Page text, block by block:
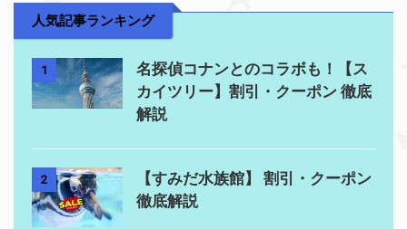
人気記事ランキング
1
名探偵コナンとのコラボも！【ス
カイツリー】割引・クーポン 徹底
解説
2
【すみだ水族館】 割引・クーポン
徹底解説